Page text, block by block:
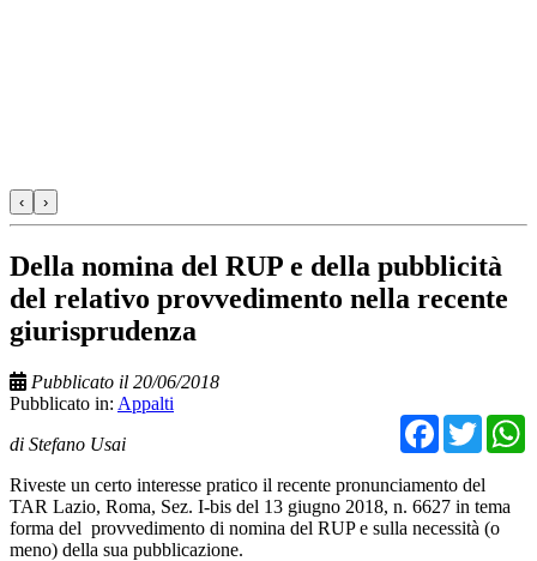
‹ ›
Della nomina del RUP e della pubblicità
del relativo provvedimento nella recente
giurisprudenza
Pubblicato il 20/06/2018
Pubblicato in: Appalti
di Stefano Usai
Riveste un certo interesse pratico il recente pronunciamento del
TAR Lazio, Roma, Sez. I-bis del 13 giugno 2018, n. 6627 in tema
forma del provvedimento di nomina del RUP e sulla necessità (o
meno) della sua pubblicazione.